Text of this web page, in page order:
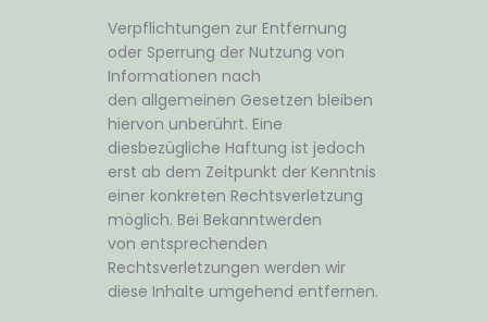
Verpflichtungen zur Entfernung
oder Sperrung der Nutzung von
Informationen nach
den allgemeinen Gesetzen bleiben
hiervon unberührt. Eine
diesbezügliche Haftung ist jedoch
erst ab dem Zeitpunkt der Kenntnis
einer konkreten Rechtsverletzung
möglich. Bei Bekanntwerden
von entsprechenden
Rechtsverletzungen werden wir
diese Inhalte umgehend entfernen.